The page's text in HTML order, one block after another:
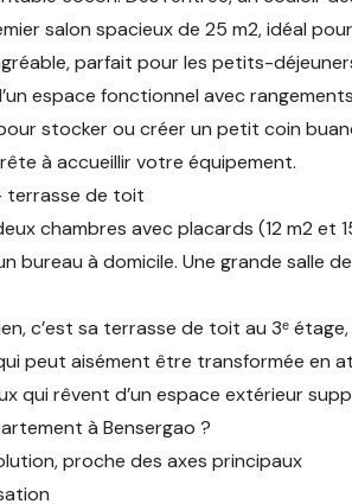
salon spacieux de 25 m2, idéal
parfait pour les petits-
espace fonctionnel avec
stocker ou créer un petit coin
à accueillir votre équipement.
terrasse de toit
chambres avec placards (12 m2 et
bureau à domicile. Une grande salle
c’est sa terrasse de toit au 3ᵉ
peut aisément être transformée en
qui rêvent d’un espace extérieur
à Bensergao ?
proche des axes principaux